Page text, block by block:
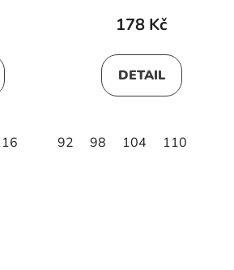
178 Kč
DETAIL
92 98 104 110